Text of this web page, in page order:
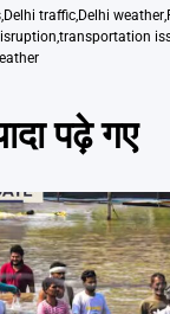
Delhi traffic Delhi weather
transportation
पढ़े गए